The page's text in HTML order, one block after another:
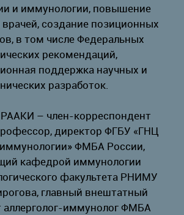
и иммунологии, повышение
создание позиционных
в том числе Федеральных
рекомендаций,
поддержка научных и
разработок.
– член-корреспондент
директор ФГБУ «ГНЦ
ФМБА России,
кафедрой иммунологии
факультета РНИМУ
главный внештатный
аллерголог-иммунолог ФМБА